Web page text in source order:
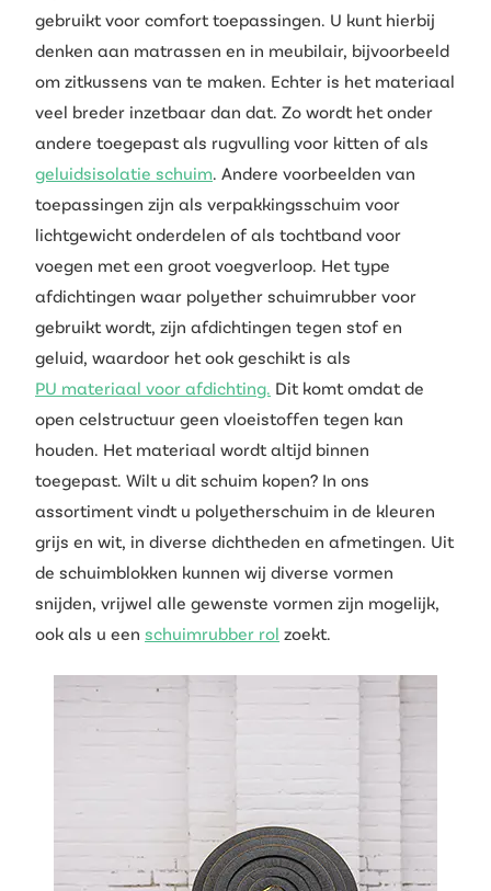
gebruikt voor comfort toepassingen. U kunt hierbij
denken aan matrassen en in meubilair, bijvoorbeeld
om zitkussens van te maken. Echter is het materiaal
veel breder inzetbaar dan dat. Zo wordt het onder
andere toegepast als rugvulling voor kitten of als
geluidsisolatie schuim. Andere voorbeelden van
toepassingen zijn als verpakkingsschuim voor
lichtgewicht onderdelen of als tochtband voor
voegen met een groot voegverloop. Het type
afdichtingen waar polyether schuimrubber voor
gebruikt wordt, zijn afdichtingen tegen stof en
geluid, waardoor het ook geschikt is als
PU materiaal voor afdichting. Dit komt omdat de
open celstructuur geen vloeistoffen tegen kan
houden. Het materiaal wordt altijd binnen
toegepast. Wilt u dit schuim kopen? In ons
assortiment vindt u polyetherschuim in de kleuren
grijs en wit, in diverse dichtheden en afmetingen. Uit
de schuimblokken kunnen wij diverse vormen
snijden, vrijwel alle gewenste vormen zijn mogelijk,
ook als u een schuimrubber rol zoekt.